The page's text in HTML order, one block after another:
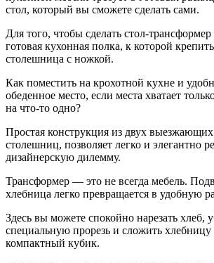
стол, который вы сможете сделать сами.
Для того, чтобы сделать стол-трансформер
готовая кухонная полка, к которой
столешница с ножкой.
Как поместить на крохотной кухне и
обеденное место, если места хватает
на что-то одно?
Простая конструкция из двух
столешниц, позволяет легко и элегантно
дизайнерскую дилемму.
Трансформер — это не всегда мебель.
хлебница легко превращается в удобную
Здесь вы можете спокойно нарезать хлеб,
специальную прорезь и сложить
компактный кубик.